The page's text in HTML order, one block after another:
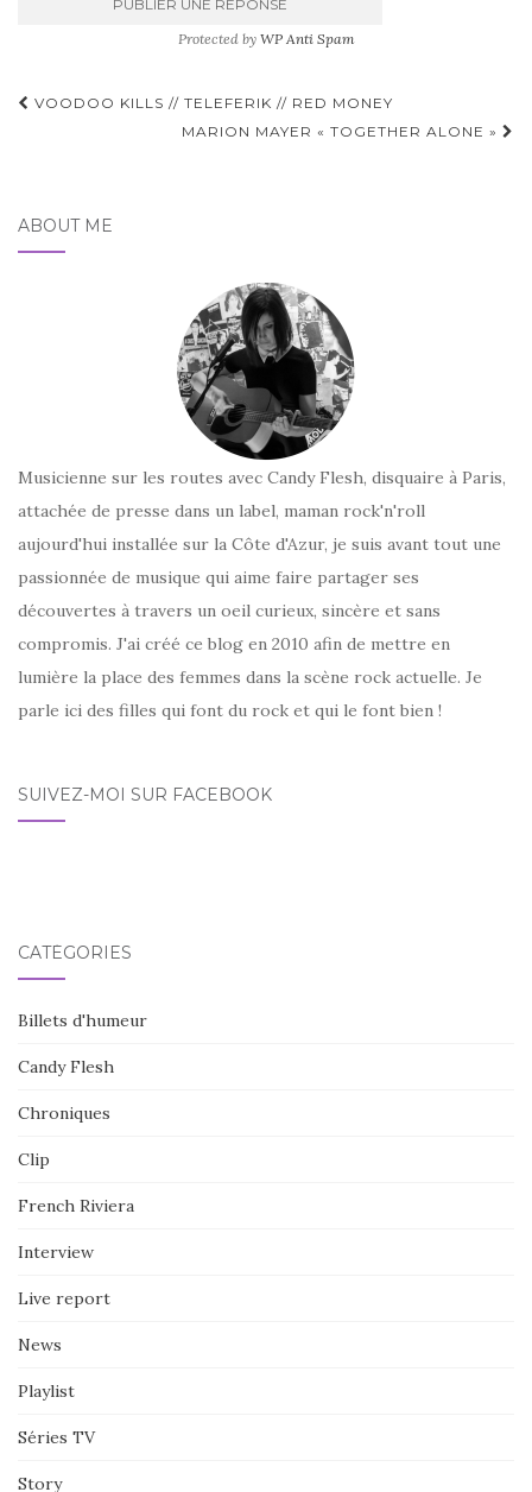
Protected by WP Anti Spam
Pagination
VOODOO KILLS // TELEFERIK // RED MONEY
MARION MAYER « TOGETHER ALONE »
ABOUT ME
Musicienne sur les routes avec Candy Flesh, disquaire à Paris,
attachée de presse dans un label, maman rock'n'roll
aujourd'hui installée sur la Côte d'Azur, je suis avant tout une
passionnée de musique qui aime faire partager ses
découvertes à travers un oeil curieux, sincère et sans
compromis. J'ai créé ce blog en 2010 afin de mettre en
lumière la place des femmes dans la scène rock actuelle. Je
parle ici des filles qui font du rock et qui le font bien !
SUIVEZ-MOI SUR FACEBOOK
CATÉGORIES
Billets d'humeur
Candy Flesh
Chroniques
Clip
French Riviera
Interview
Live report
News
Playlist
Séries TV
Story